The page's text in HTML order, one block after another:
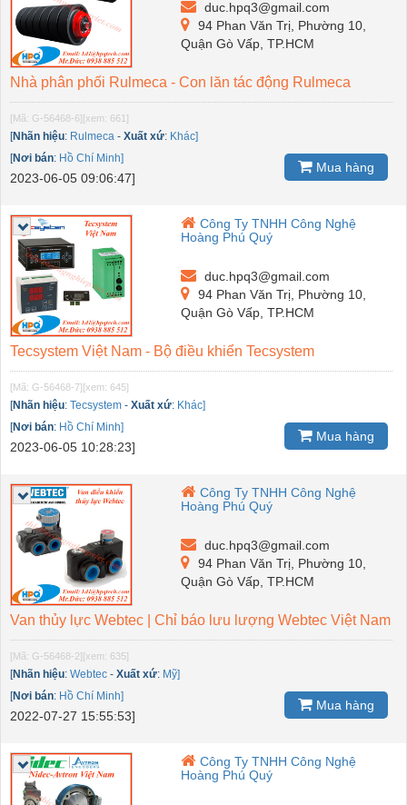
duc.hpq3@gmail.com
94 Phan Văn Trị, Phường 10,
Quận Gò Vấp, TP.HCM
Nhà phân phối Rulmeca - Con lăn tác động Rulmeca
[Mã: G-56468-6][xem: 661]
[Nhãn hiệu: Rulmeca - Xuất xứ: Khác]
[Nơi bán: Hồ Chí Minh]
2023-06-05 09:06:47]
Mua hàng
Công Ty TNHH Công Nghệ
Hoàng Phú Quý
duc.hpq3@gmail.com
94 Phan Văn Trị, Phường 10,
Quận Gò Vấp, TP.HCM
Tecsystem Việt Nam - Bộ điều khiển Tecsystem
[Mã: G-56468-7][xem: 645]
[Nhãn hiệu: Tecsystem - Xuất xứ: Khác]
[Nơi bán: Hồ Chí Minh]
2023-06-05 10:28:23]
Mua hàng
Công Ty TNHH Công Nghệ
Hoàng Phú Quý
duc.hpq3@gmail.com
94 Phan Văn Trị, Phường 10,
Quận Gò Vấp, TP.HCM
Van thủy lực Webtec | Chỉ báo lưu lượng Webtec Việt Nam
[Mã: G-56468-2][xem: 635]
[Nhãn hiệu: Webtec - Xuất xứ: Mỹ]
[Nơi bán: Hồ Chí Minh]
2022-07-27 15:55:53]
Mua hàng
Công Ty TNHH Công Nghệ
Hoàng Phú Quý